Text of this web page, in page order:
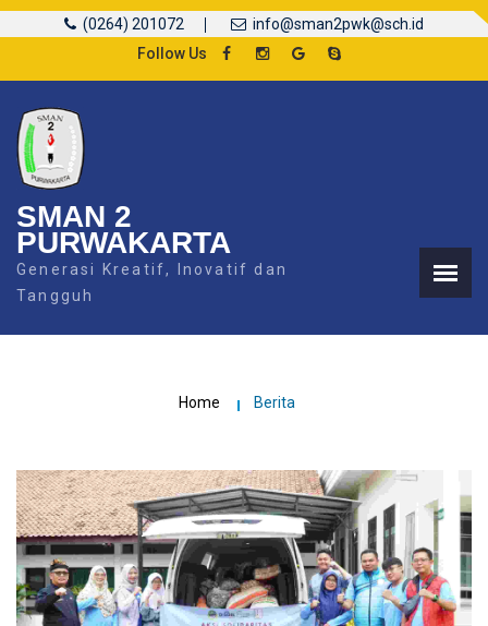
(0264) 201072
info@sman2pwk@sch.id
Follow Us
SMAN 2
PURWAKARTA
Generasi Kreatif, Inovatif dan
Tangguh
Home Berita